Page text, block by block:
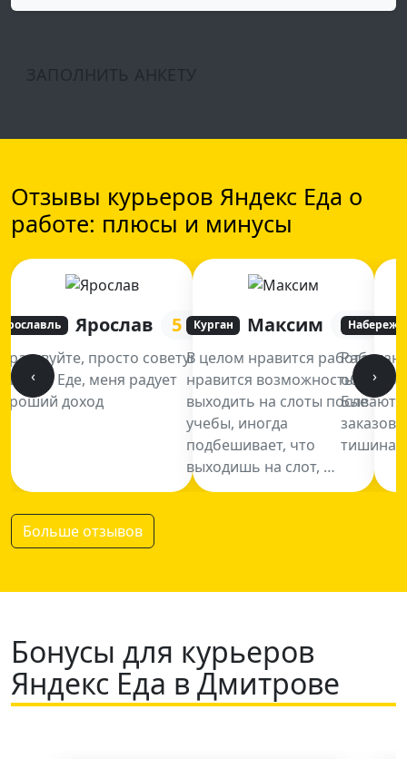
ЗАПОЛНИТЬ АНКЕТУ
Отзывы курьеров Яндекс Еда о
работе: плюсы и минусы
Ярославль Ярослав 5
просто советую
Яндекс Еде, меня радует
доход
Курган Максим 5
В целом нравится работа,
нравится возможность
выходить на слоты после
учебы, иногда
подбешивает, что
выходишь на слот, …
обычно
Бывают
заказов
тишина,
‹ ›
Больше отзывов
Бонусы для курьеров
Яндекс Еда в Дмитрове